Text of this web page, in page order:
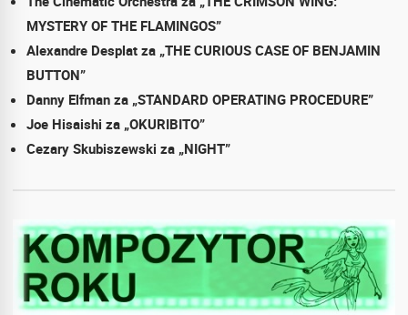
MYSTERY OF THE FLAMINGOS”
Alexandre Desplat za „THE CURIOUS CASE OF BENJAMIN
BUTTON”
Danny Elfman za „STANDARD OPERATING PROCEDURE”
Joe Hisaishi za „OKURIBITO”
Cezary Skubiszewski za „NIGHT”